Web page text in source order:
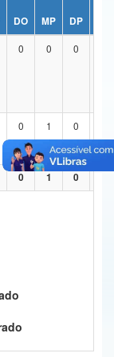
DO MP DP
0 0 0
0 1 0
0 1 0